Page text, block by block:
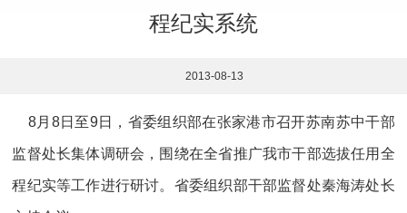
程纪实系统
2013-08-13
8月8日至9日，省委组织部在张家港市召开苏南苏中干部
监督处长集体调研会，围绕在全省推广我市干部选拔任用全
程纪实等工作进行研讨。省委组织部干部监督处秦海涛处长